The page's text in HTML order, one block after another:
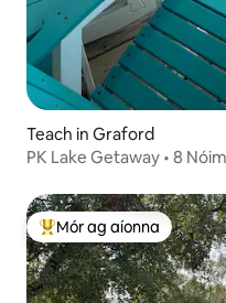
Teach in Graford
PK Lake Getaway • 8
An-mhór ag aíonna
Mór ag aíonna